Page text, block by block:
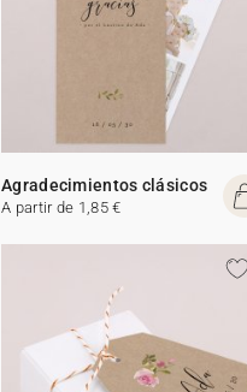
Agradecimientos clásicos
A partir de 1,85 €